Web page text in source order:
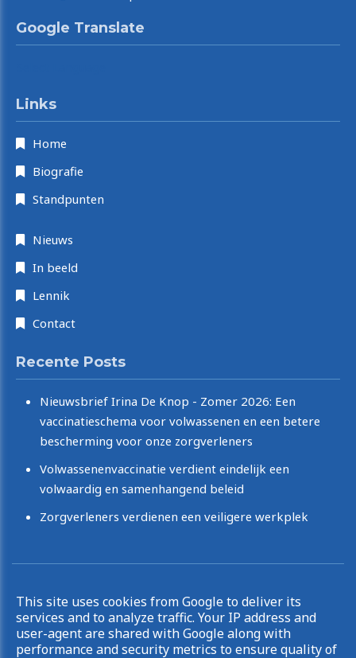
Google Translate
Links
Home
Biografie
Standpunten
Nieuws
In beeld
Lennik
Contact
Recente Posts
Nieuwsbrief Irina De Knop - Zomer 2026: Een
vaccinatieschema voor volwassenen en een betere
bescherming voor onze zorgverleners
Volwassenenvaccinatie verdient eindelijk een
volwaardig en samenhangend beleid
Zorgverleners verdienen een veiligere werkplek
Privacy & Cookies|UP-TO-DATE WebDesign
This site uses cookies from Google to deliver its
services and to analyze traffic. Your IP address and
user-agent are shared with Google along with
performance and security metrics to ensure quality of